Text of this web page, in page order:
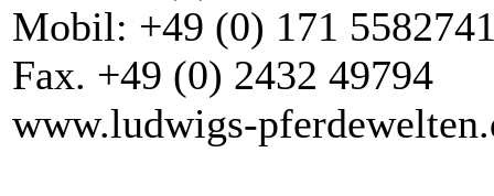
Mobil: +49 (0) 171
Fax. +49 (0) 2432 49794
www.ludwigs-